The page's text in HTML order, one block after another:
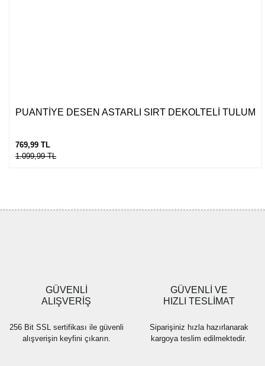
PUANTİYE DESEN ASTARLI SIRT DEKOLTELİ TULUM
769,99 TL
1.099,99 TL
GÜVENLİ
ALIŞVERİŞ
256 Bit SSL sertifikası ile güvenli
alışverişin keyfini çıkarın.
GÜVENLİ VE
HIZLI TESLİMAT
Siparişiniz hızla hazırlanarak
kargoya teslim edilmektedir.